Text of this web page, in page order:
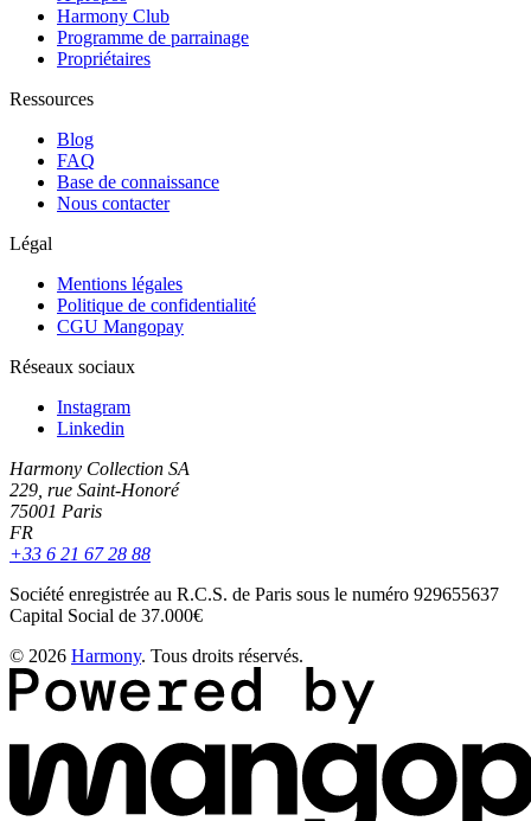
Harmony Club
Programme de parrainage
Propriétaires
Ressources
Blog
FAQ
Base de connaissance
Nous contacter
Légal
Mentions légales
Politique de confidentialité
CGU Mangopay
Réseaux sociaux
Instagram
Linkedin
Harmony Collection SA
229, rue Saint-Honoré
75001 Paris
FR
+33 6 21 67 28 88
Société enregistrée au R.C.S. de Paris sous le numéro 929655637
Capital Social de 37.000€
© 2026 Harmony. Tous droits réservés.